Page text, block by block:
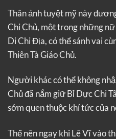
Thân ảnh tuyệt mỹ này
Chi Chủ, một trong những
Di Chi Địa, có thể sánh vai
Thiên Tà Giáo Chủ.
Người khác có thể không
Chủ đã nắm giữ Bỉ Dực Chi
sớm quen thuộc khí tức của
Thế nên ngay khi Lê Vĩ vào